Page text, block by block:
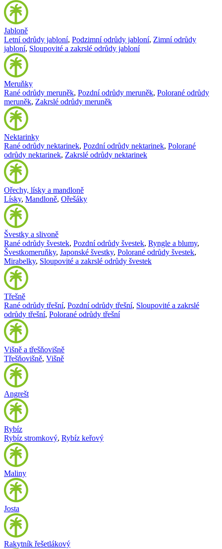
Jabloně
Letní odrůdy jabloní, Podzimní odrůdy jabloní, Zimní odrůdy
jabloní, Sloupovité a zakrslé odrůdy jabloní
Meruňky
Rané odrůdy meruněk, Pozdní odrůdy meruněk, Polorané odrůdy
meruněk, Zakrslé odrůdy meruněk
Nektarinky
Rané odrůdy nektarinek, Pozdní odrůdy nektarinek, Polorané
odrůdy nektarinek, Zakrslé odrůdy nektarinek
Ořechy, lísky a mandloně
Lísky, Mandloně, Ořešáky
Švestky a slivoně
Rané odrůdy švestek, Pozdní odrůdy švestek, Ryngle a blumy,
Švestkomeruňky, Japonské švestky, Polorané odrůdy švestek,
Mirabelky, Sloupovité a zakrslé odrůdy švestek
Třešně
Rané odrůdy třešní, Pozdní odrůdy třešní, Sloupovité a zakrslé
odrůdy třešní, Polorané odrůdy třešní
Višně a třešňovišně
Třešňovišně, Višně
Angrešt
Rybíz
Rybíz stromkový, Rybíz keřový
Maliny
Josta
Rakytník řešetlákový